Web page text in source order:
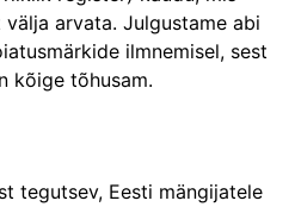
arvata. Julgustame abi
ilmnemisel, sest
kõige tõhusam.
tegutsev, Eesti mängijatele